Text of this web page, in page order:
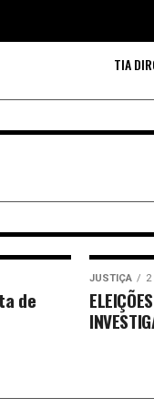
TIA
o silêncio
de
JUSTIÇA 2